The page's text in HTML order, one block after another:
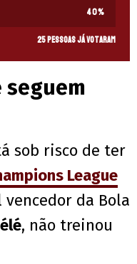
40%
25 pessoas já votaram
seguem
sob risco de ter
League
da Bola
, não treinou